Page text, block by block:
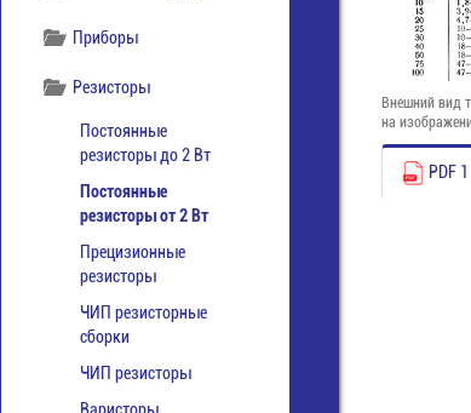
Приборы
Резисторы
Постоянные
резисторы до 2 Вт
Постоянные
резисторы от 2 Вт
Прецизионные
резисторы
ЧИП резисторные
сборки
ЧИП резисторы
Внешний вид
на
PDF 1